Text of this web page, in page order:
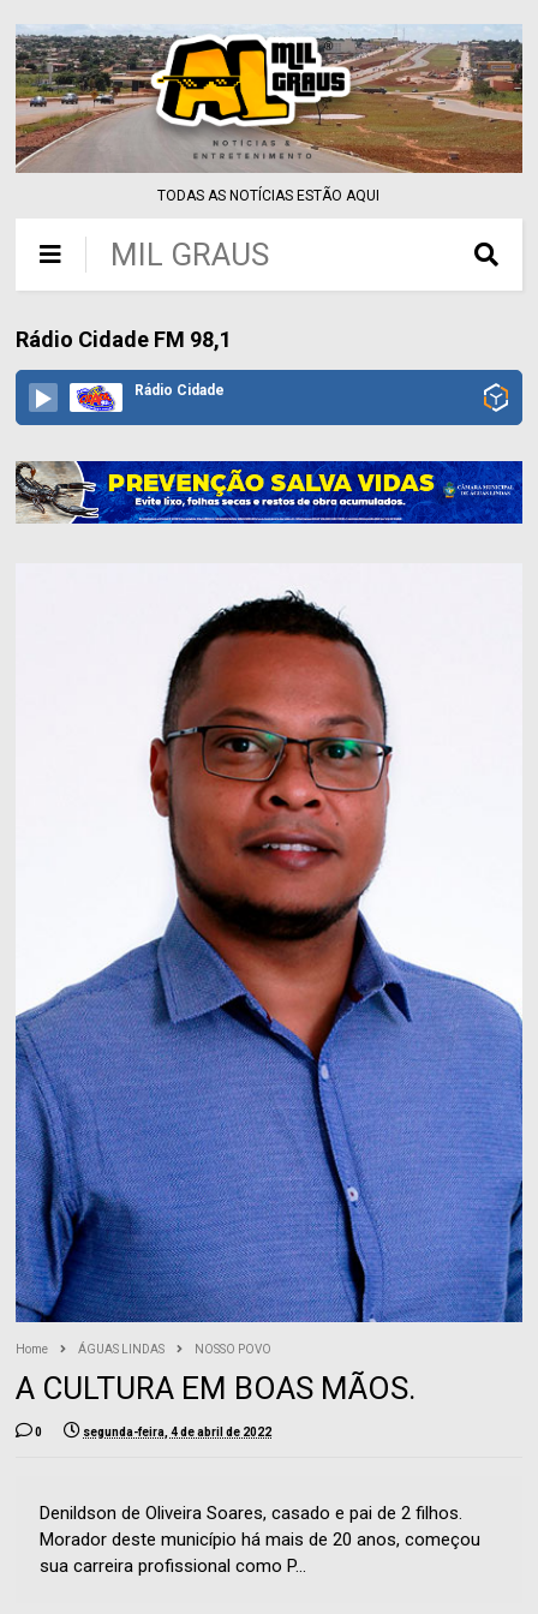
TODAS AS NOTÍCIAS ESTÃO AQUI
MIL GRAUS
Rádio Cidade FM 98,1
Rádio Cidade
Home ÁGUAS LINDAS NOSSO POVO
A CULTURA EM BOAS MÃOS.
0 segunda-feira, 4 de abril de 2022
Denildson de Oliveira Soares, casado e pai de 2 filhos.
Morador deste município há mais de 20 anos, começou
sua carreira profissional como P...